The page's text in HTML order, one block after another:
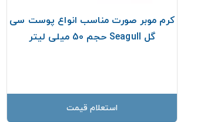
کرم موبر صورت مناسب انواع پوست سی
گل Seagull حجم 50 میلی لیتر
استعلام قیمت